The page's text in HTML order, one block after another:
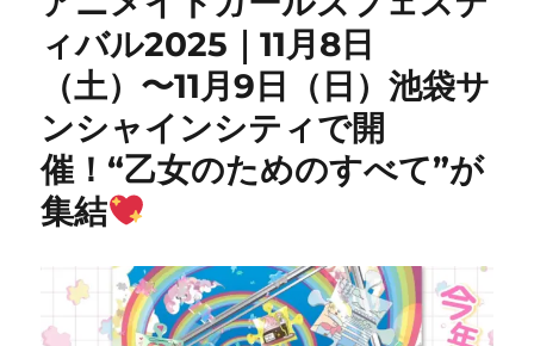
ィバル2025｜11月8日
（土）〜11月9日（日）池袋サ
ンシャインシティで開
催！“乙女のためのすべて”が
集結